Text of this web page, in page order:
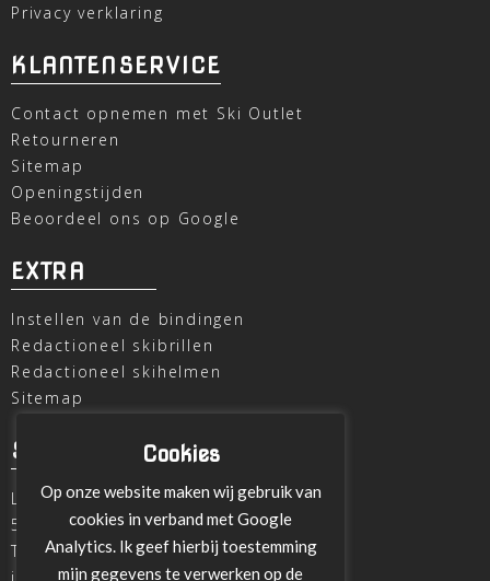
Privacy verklaring
KLANTENSERVICE
Contact opnemen met Ski Outlet
Retourneren
Sitemap
Openingstijden
Beoordeel ons op Google
EXTRA
Instellen van de bindingen
Redactioneel skibrillen
Redactioneel skihelmen
Sitemap
SKI OUTLET
Laagheidehof 8
5804 XC Venray
T
+31 478 515696
info@ski-outlet-venray.nl
Cookies
Op onze website maken wij gebruik van
cookies in verband met Google
Analytics. Ik geef hierbij toestemming
mijn gegevens te verwerken op de